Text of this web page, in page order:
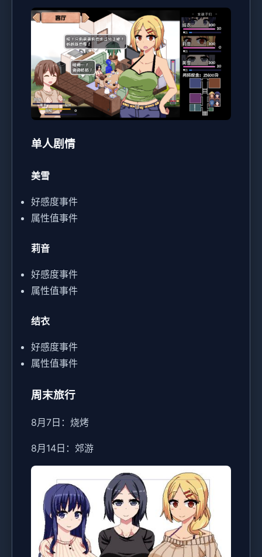
单人剧情
美雪
好感度事件
属性值事件
莉音
好感度事件
属性值事件
结衣
好感度事件
属性值事件
周末旅行
8月7日：烧烤
8月14日：郊游